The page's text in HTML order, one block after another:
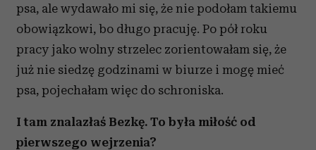
psa, ale wydawało mi się, że nie podołam takiemu
obowiązkowi, bo długo pracuję. Po pół roku
pracy jako wolny strzelec zorientowałam się, że
już nie siedzę godzinami w biurze i mogę mieć
psa, pojechałam więc do schroniska.
I tam znalazłaś Bezkę. To była miłość od
pierwszego wejrzenia?